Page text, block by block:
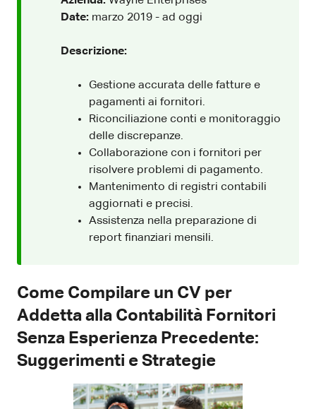
Date: marzo 2019 - ad oggi
Descrizione:
Gestione accurata delle fatture e
pagamenti ai fornitori.
Riconciliazione conti e monitoraggio
delle discrepanze.
Collaborazione con i fornitori per
risolvere problemi di pagamento.
Mantenimento di registri contabili
aggiornati e precisi.
Assistenza nella preparazione di
report finanziari mensili.
Come Compilare un CV per
Addetta alla Contabilità Fornitori
Senza Esperienza Precedente:
Suggerimenti e Strategie